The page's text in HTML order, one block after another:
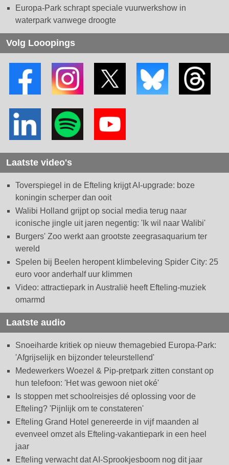
Europa-Park schrapt speciale vuurwerkshow in
waterpark vanwege droogte
Volg Looopings
Laatste video's
Toverspiegel in de Efteling krijgt AI-upgrade: boze
koningin scherper dan ooit
Walibi Holland grijpt op social media terug naar
iconische jingle uit jaren negentig: 'Ik wil naar Walibi'
Burgers' Zoo werkt aan grootste zeegrasaquarium ter
wereld
Spelen bij Beelen heropent klimbeleving Spider City: 25
euro voor anderhalf uur klimmen
Video: attractiepark in Australië heeft Efteling-muziek
omarmd
Laatste audio
Snoeiharde kritiek op nieuw themagebied Europa-Park:
'Afgrijselijk en bijzonder teleurstellend'
Medewerkers Woezel & Pip-pretpark zitten constant op
hun telefoon: 'Het was gewoon niet oké'
Is stoppen met schoolreisjes dé oplossing voor de
Efteling? 'Pijnlijk om te constateren'
Efteling Grand Hotel genereerde in vijf maanden al
evenveel omzet als Efteling-vakantiepark in een heel
jaar
Efteling verwacht dat AI-Sprookjesboom nog dit jaar